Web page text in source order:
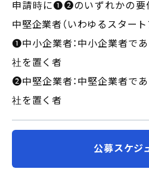
申請時に❶❷のいずれかの要
中堅企業者（いわゆるスタート
❶中小企業者：中小企業者で
社を置く者
❷中堅企業者：中堅企業者で
社を置く者
公募スケジ